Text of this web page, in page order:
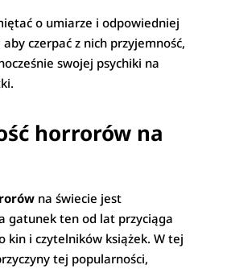
o umiarze i odpowiedniej
czerpać z nich przyjemność,
swojej psychiki na
horrorów na
na świecie jest
gatunek ten od lat przyciąga
kin i czytelników książek. W tej
tej popularności,